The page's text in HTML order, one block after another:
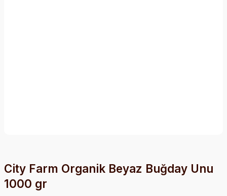
City Farm Organik Beyaz Buğday Unu
1000 gr